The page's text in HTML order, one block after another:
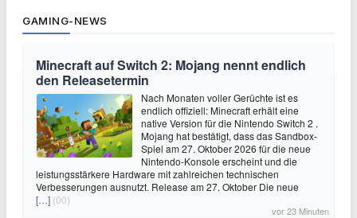
GAMING-NEWS
Minecraft auf Switch 2: Mojang nennt endlich
den Releasetermin
Nach Monaten voller Gerüchte ist es
endlich offiziell: Minecraft erhält eine
native Version für die Nintendo Switch 2 .
Mojang hat bestätigt, dass das Sandbox-
Spiel am 27. Oktober 2026 für die neue
Nintendo-Konsole erscheint und die
leistungsstärkere Hardware mit zahlreichen technischen
Verbesserungen ausnutzt. Release am 27. Oktober Die neue
[…] (00)
vor 23 Minuten